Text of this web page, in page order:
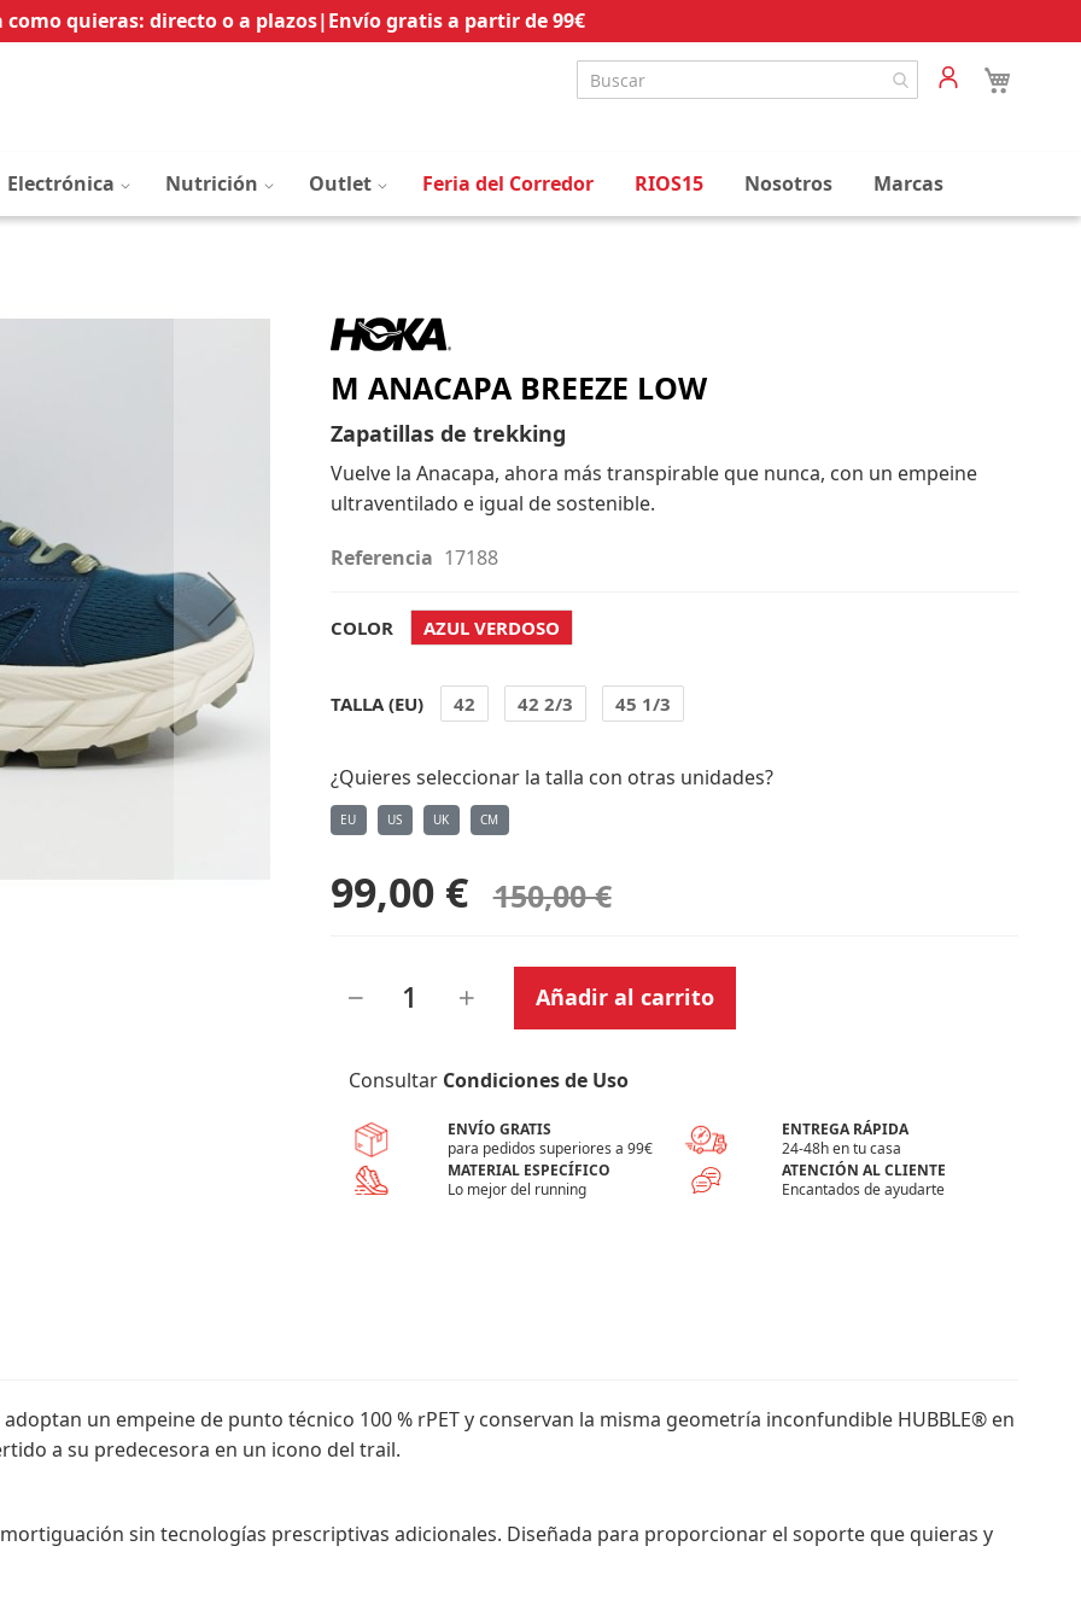
como quieras: directo o a plazos|Envío gratis a partir de 99€
Ir
al
Electrónica Nutrición Outlet Feria del Corredor RIOS15 Nosotros Marcas
M ANACAPA BREEZE LOW
Zapatillas de trekking
Vuelve la Anacapa, ahora más transpirable que nunca, con un empeine
ultraventilado e igual de sostenible.
Referencia 17188
COLOR AZUL VERDOSO
TALLA (EU) 42 42 2/3 45 1/3
¿Quieres seleccionar la talla con otras unidades?
EU US UK CM
99,00 € 150,00 €
Añadir al carrito
Consultar Condiciones de Uso
ENVÍO GRATIS
para pedidos superiores a 99€
ENTREGA RÁPIDA
24-48h en tu casa
MATERIAL ESPECÍFICO
Lo mejor del running
ATENCIÓN AL CLIENTE
Encantados de ayudarte
un empeine de punto técnico 100 % rPET y conservan la misma geometría inconfundible HUBBLE® en
a su predecesora en un icono del trail.
sin tecnologías prescriptivas adicionales. Diseñada para proporcionar el soporte que quieras y